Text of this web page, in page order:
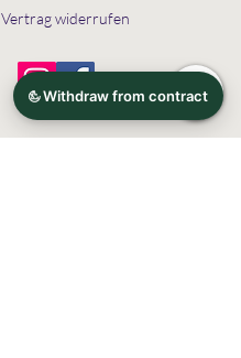
Vertrag widerrufen